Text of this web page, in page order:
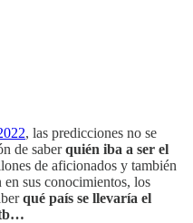
, las predicciones no se
de saberquién iba a ser el
de aficionados y también
en sus conocimientos, los
qué país se llevaría el